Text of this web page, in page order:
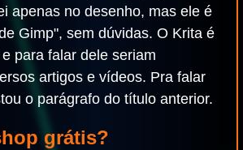
apenas no desenho, mas ele é
Gimp", sem dúvidas. O Krita é
para falar dele seriam
artigos e vídeos. Pra falar
o parágrafo do título anterior.
grátis?